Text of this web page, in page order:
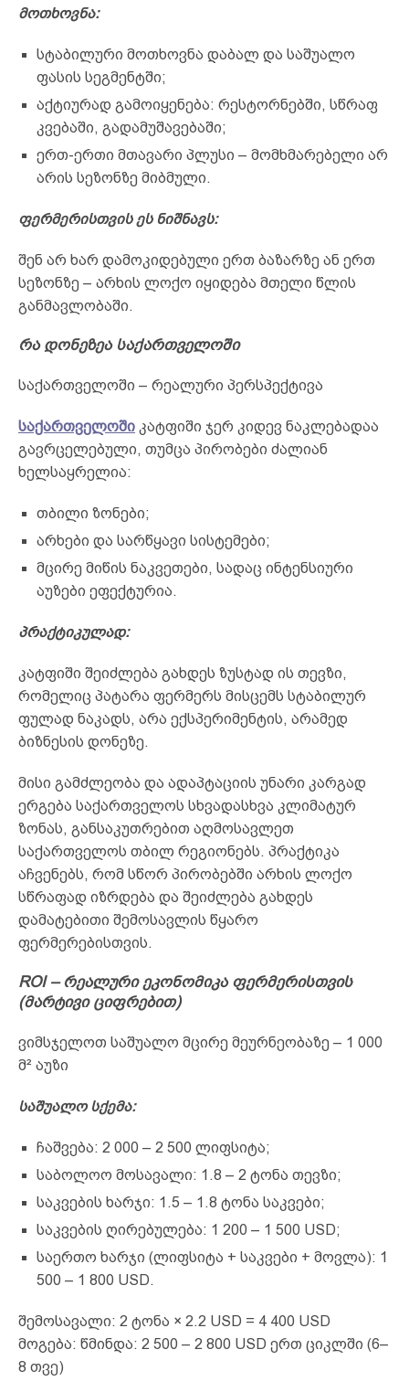
მოთხოვნა:
სტაბილური მოთხოვნა დაბალ და საშუალო
ფასის სეგმენტში;
აქტიურად გამოიყენება: რესტორნებში, სწრაფ
კვებაში, გადამუშავებაში;
ერთ-ერთი მთავარი პლუსი – მომხმარებელი არ
არის სეზონზე მიბმული.
ფერმერისთვის ეს ნიშნავს:
შენ არ ხარ დამოკიდებული ერთ ბაზარზე ან ერთ
სეზონზე – არხის ლოქო იყიდება მთელი წლის
განმავლობაში.
რა დონეზეა საქართველოში
საქართველოში – რეალური პერსპექტივა
საქართველოში კატფიში ჯერ კიდევ ნაკლებადაა
გავრცელებული, თუმცა პირობები ძალიან
ხელსაყრელია:
თბილი ზონები;
არხები და სარწყავი სისტემები;
მცირე მიწის ნაკვეთები, სადაც ინტენსიური
აუზები ეფექტურია.
პრაქტიკულად:
კატფიში შეიძლება გახდეს ზუსტად ის თევზი,
რომელიც პატარა ფერმერს მისცემს სტაბილურ
ფულად ნაკადს, არა ექსპერიმენტის, არამედ
ბიზნესის დონეზე.
მისი გამძლეობა და ადაპტაციის უნარი კარგად
ერგება საქართველოს სხვადასხვა კლიმატურ
ზონას, განსაკუთრებით აღმოსავლეთ
საქართველოს თბილ რეგიონებს. პრაქტიკა
აჩვენებს, რომ სწორ პირობებში არხის ლოქო
სწრაფად იზრდება და შეიძლება გახდეს
დამატებითი შემოსავლის წყარო
ფერმერებისთვის.
ROI – რეალური ეკონომიკა ფერმერისთვის
(მარტივი ციფრებით)
ვიმსჯელოთ საშუალო მცირე მეურნეობაზე – 1 000
მ² აუზი
საშუალო სქემა:
ჩაშვება: 2 000 – 2 500 ლიფსიტა;
საბოლოო მოსავალი: 1.8 – 2 ტონა თევზი;
საკვების ხარჯი: 1.5 – 1.8 ტონა საკვები;
საკვების ღირებულება: 1 200 – 1 500 USD;
საერთო ხარჯი (ლიფსიტა + საკვები + მოვლა): 1
500 – 1 800 USD.
შემოსავალი: 2 ტონა × 2.2 USD = 4 400 USD
მოგება: წმინდა: 2 500 – 2 800 USD ერთ ციკლში (6–
8 თვე)